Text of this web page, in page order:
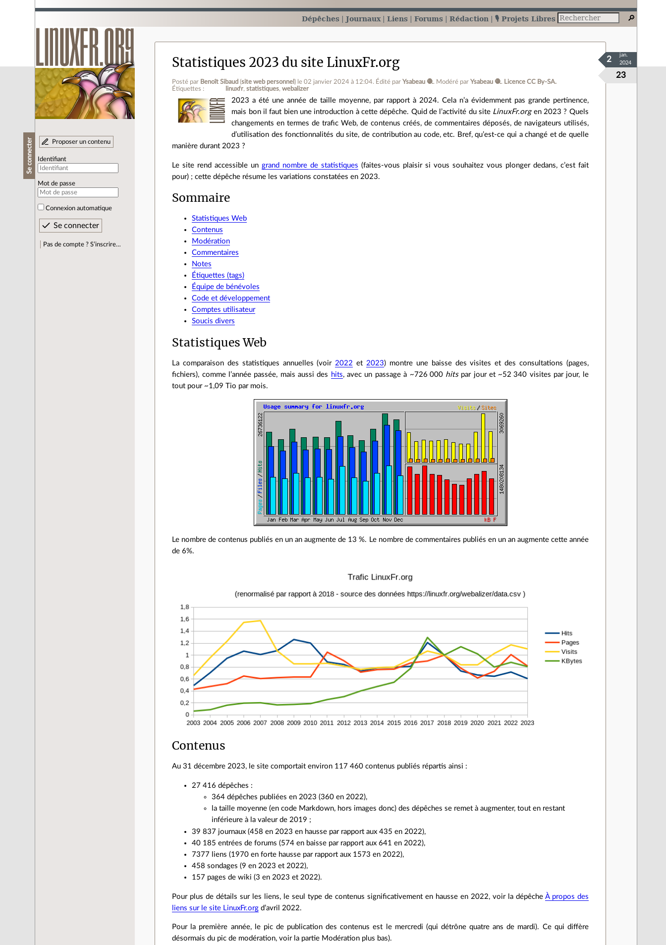
Dépêches Journaux Liens Forums Rédaction 🎙️ Projets Libres
Se connecter Proposer un contenu
Identifiant
Mot de passe
Connexion automatique
Pas de compte ? S’inscrire…
Statistiques 2023 du site LinuxFr.org
Posté par Benoît Sibaud (site web personnel ) le 02 janvier 2024 à 12:04. Édité par Ysabeau 🧶. Modéré par Ysabeau 🧶. Licence CC By‑SA.
Étiquettes :
linuxfr statistiques webalizer
23
2
jan.
2024
2023 a été une année de taille moyenne, par rapport à 2024. Cela n’a évidemment pas grande pertinence,
mais bon il faut bien une introduction à cette dépêche. Quid de l’activité du site LinuxFr.orgen 2023 ? Quels
changements en termes de trafic Web, de contenus créés, de commentaires déposés, de navigateurs utilisés,
d’utilisation des fonctionnalités du site, de contribution au code, etc. Bref, qu’est‐ce qui a changé et de quelle
manière durant 2023 ?
Le site rend accessible ungrand nombre de statistiques (faites‑vous plaisir si vous souhaitez vous plonger dedans, c’est fait
pour) ; cette dépêche résume les variations constatées en 2023.
Sommaire
Statistiques Web
Contenus
Modération
Commentaires
Notes
Étiquettes (tags)
Équipe de bénévoles
Code et développement
Comptes utilisateur
Soucis divers
Statistiques Web
La comparaison des statistiques annuelles (voir2022 et2023) montre une baisse des visites et des consultations (pages,
fichiers), comme l’année passée, mais aussi des hits, avec un passage à ~726 000 hitspar jour et ~52 340 visites par jour, le
tout pour ~1,09 Tio par mois.
Le nombre de contenus publiés en un an augmente de 13 %. Le nombre de commentaires publiés en un an augmente cette année
de 6%.
Contenus
Au 31 décembre 2023, le site comportait environ 117 460 contenus publiés répartis ainsi :
27 416 dépêches :
364 dépêches publiées en 2023 (360 en 2022),
la taille moyenne (en code Markdown, hors images donc) des dépêches se remet à augmenter, tout en restant
inférieure à la valeur de 2019 ;
39 837 journaux (458 en 2023 en hausse par rapport aux 435 en 2022),
40 185 entrées de forums (574 en baisse par rapport aux 641 en 2022),
7377 liens (1970 en forte hausse par rapport aux 1573 en 2022),
458 sondages (9 en 2023 et 2022),
157 pages de wiki (3 en 2023 et 2022).
Pour plus de détails sur les liens, le seul type de contenus significativement en hausse en 2022, voir la dépêche À propos des
liens sur le site LinuxFr.org d’avril 2022.
Pour la première année, le pic de publication des contenus est le mercredi (qui détrône quatre ans de mardi). Ce qui diffère
désormais du pic de modération, voir la partie Modération plus bas).